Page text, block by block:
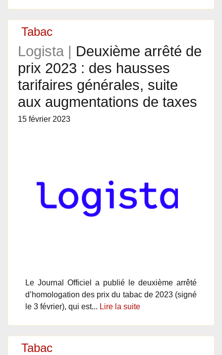
Tabac
Logista | Deuxième arrêté de
prix 2023 : des hausses
tarifaires générales, suite
aux augmentations de taxes
15 février 2023
Le Journal Officiel a publié le deuxième arrêté
d’homologation des prix du tabac de 2023 (signé
le 3 février), qui est... Lire la suite
Tabac